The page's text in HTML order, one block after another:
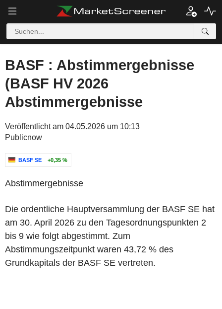
BASF : Abstimmergebnisse
(BASF HV 2026
Abstimmergebnisse
Veröffentlicht am 04.05.2026 um 10:13
Publicnow
BASF SE +0,35 %
Abstimmergebnisse
Die ordentliche Hauptversammlung der BASF SE hat
am 30. April 2026 zu den Tagesordnungspunkten 2
bis 9 wie folgt abgestimmt. Zum
Abstimmungszeitpunkt waren 43,72 % des
Grundkapitals der BASF SE vertreten.